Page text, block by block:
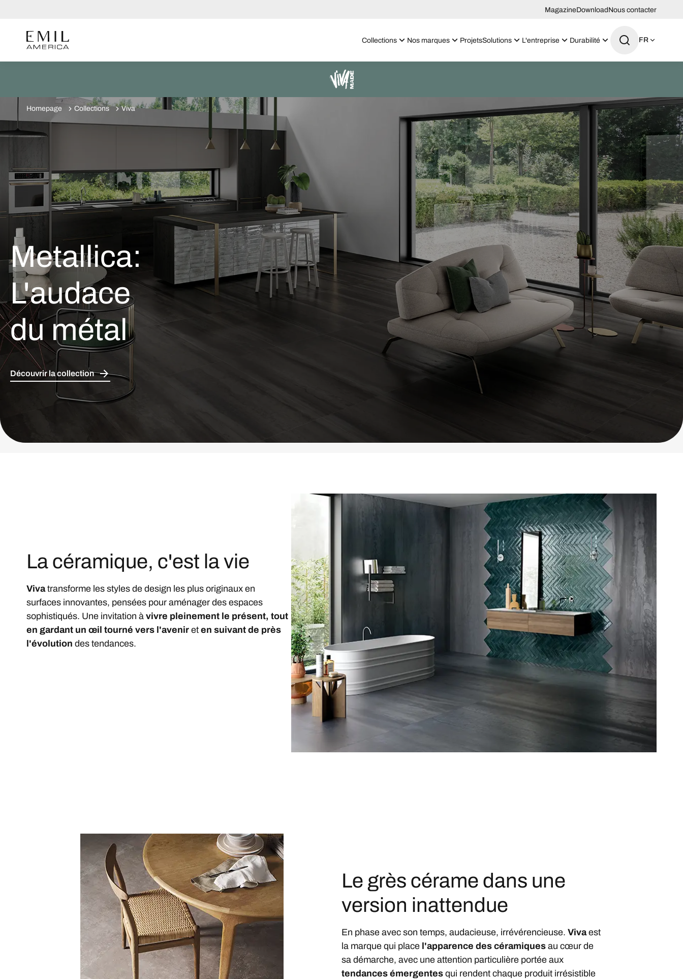
MagazineDownloadNous contacter
Collections Nos marques ProjetsSolutions L'entreprise Durabilité FR
Homepage Collections Viva
Metallica:
L'audace
du métal
Découvrir la collection
La céramique, c'est la vie
Vivatransforme les styles de design les plus originaux en
surfaces innovantes, pensées pour aménager des espaces
sophistiqués. Une invitation à vivre pleinement le présent, tout
en gardant un œil tourné vers l'avenir et en suivant de près
l'évolution des tendances.
Le grès cérame dans une
version inattendue
En phase avec son temps, audacieuse, irrévérencieuse. Vivaest
la marque qui place l'apparence des céramiques au cœur de
sa démarche, avec une attention particulière portée aux
tendances émergentes qui rendent chaque produit irrésistible